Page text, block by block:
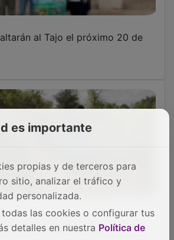
en casa junto al
Jorge Corral en un primaveral
es importante
propias y de terceros para
sitio, analizar el tráfico y
personalizada.
todas las cookies o configurar tus
detalles en nuestra Política de